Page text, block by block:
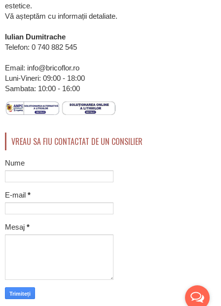
estetice.
Vă așteptăm cu informații detaliate.
Iulian Dumitrache
Telefon: 0 740 882 545
Email: info@bricoflor.ro
Luni-Vineri: 09:00 - 18:00
Sambata: 10:00 - 16:00
VREAU SA FIU CONTACTAT DE UN CONSILIER
Nume
E-mail *
Mesaj *